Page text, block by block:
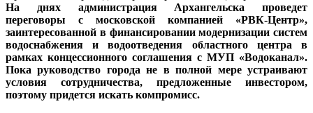
На днях администрация Архангельска проведет
переговоры с московской компанией «РВК-Центр»,
заинтересованной в финансировании модернизации систем
водоснабжения и водоотведения областного центра в
рамках концессионного соглашения с МУП «Водоканал».
Пока руководство города не в полной мере устраивают
условия сотрудничества, предложенные инвестором,
поэтому придется искать компромисс.